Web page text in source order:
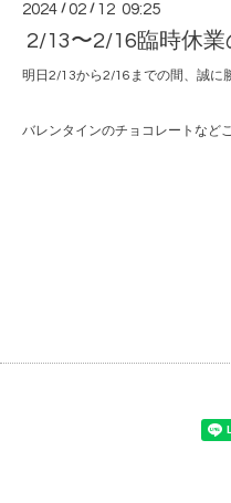
2024 /02 / 12 09:25
2/13〜2/16臨時休業
明日2/13から2/16までの間、誠に
バレンタインのチョコレートなど